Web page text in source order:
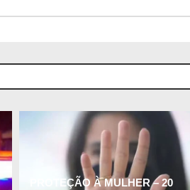
PROTEÇÃO À MULHER – 20